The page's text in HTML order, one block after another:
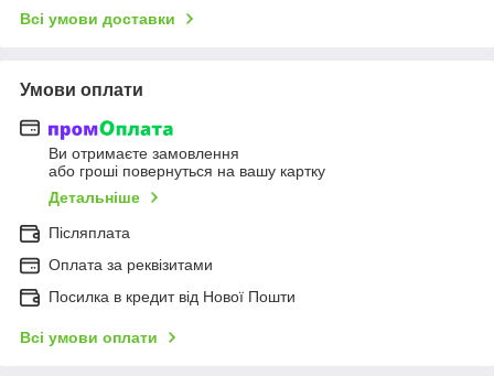
Всі умови доставки
Умови оплати
Ви отримаєте замовлення
або гроші повернуться на вашу картку
Детальніше
Післяплата
Оплата за реквізитами
Посилка в кредит від Нової Пошти
Всі умови оплати